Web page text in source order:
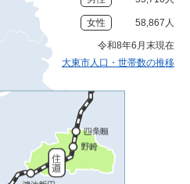
女性 58,867人
令和8年6月末現在
大東市人口・世帯数の推移